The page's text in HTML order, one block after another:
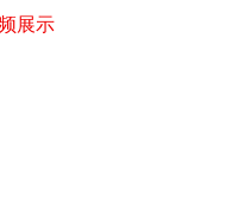
展示